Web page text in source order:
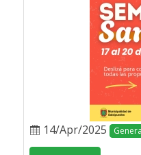
14/Apr/2025